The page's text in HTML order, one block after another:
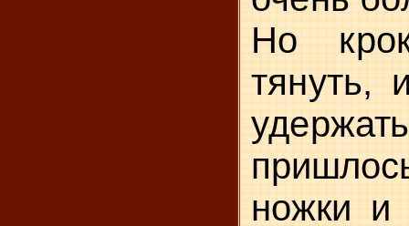
Но
тянуть,
удер­
ножки и